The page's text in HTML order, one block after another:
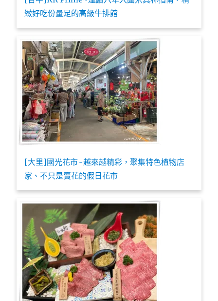
緻好吃份量足的高級牛排館
[大里]國光花市~越來越精彩，聚集特色植物店
家、不只是賣花的假日花市